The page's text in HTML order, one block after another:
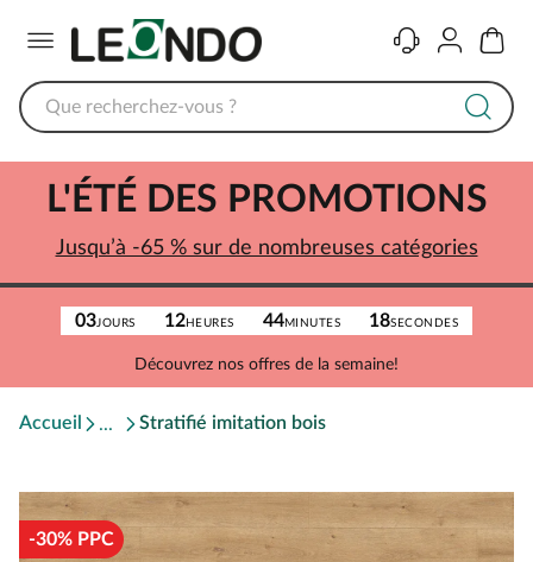
ContactComptePanier
03JOURS 12HEURES 44MINUTES 18SECONDES
Découvrez nos offres de la semaine!
L'ÉTÉ DES PROMOTIONS
Jusqu’à -65 % sur de nombreuses catégories
Accueil Stratifié imitation bois
-30% PPC